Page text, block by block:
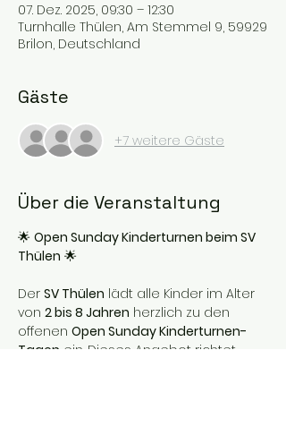
07. Dez. 2025, 09:30 – 12:30
Turnhalle Thülen, Am Stemmel 9, 59929
Brilon, Deutschland
Gäste
+7 weitere Gäste
Über die Veranstaltung
🌟 Open Sunday Kinderturnen beim SV
Thülen 🌟
Der SV Thülen lädt alle Kinder im Alter
von 2 bis 8 Jahren herzlich zu den
offenen Open Sunday Kinderturnen-
Tagen ein. Dieses Angebot richtet